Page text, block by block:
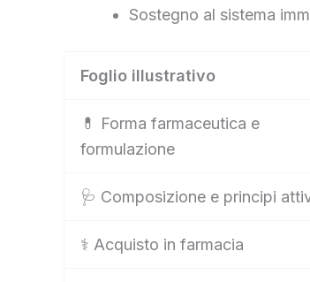
Sostegno al sistema
Foglio illustrativo
💊 Forma farmaceutica e
formulazione
🩺 Composizione e principi
⚕️ Acquisto in farmacia